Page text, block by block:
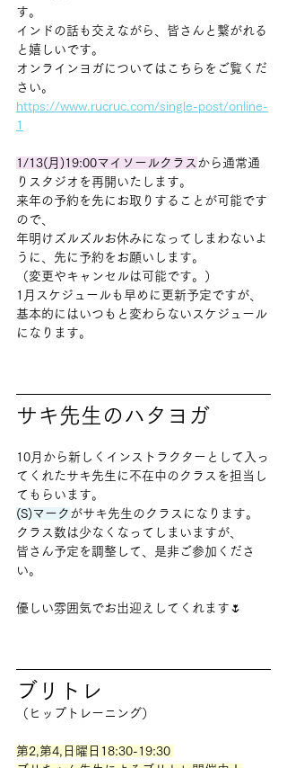
す。
インドの話も交えながら、皆さんと繋がれる
と嬉しいです。
オンラインヨガについてはこちらをご覧くだ
さい。
https://www.rucruc.com/single-post/online-
1
1/13(月)19:00マイソールクラス から通常通
りスタジオを再開いたします。
来年の予約を先にお取りすることが可能です
ので、
年明けズルズルお休みになってしまわないよ
うに、先に予約をお願いします。
（変更やキャンセルは可能です。）
1月スケジュールも早めに更新予定ですが、
基本的にはいつもと変わらないスケジュール
になります。
サキ先生のハタヨガ
10月から新しくインストラクターとして入っ
てくれたサキ先生に不在中のクラスを担当し
てもらいます。
(S)マーク がサキ先生のクラスになります。
クラス数は少なくなってしまいますが、
皆さん予定を調整して、是非ご参加くださ
い。
優しい雰囲気でお出迎えしてくれます🌷
ブリトレ
（ヒップトレーニング）
第2,第4,日曜日18:30-19:30